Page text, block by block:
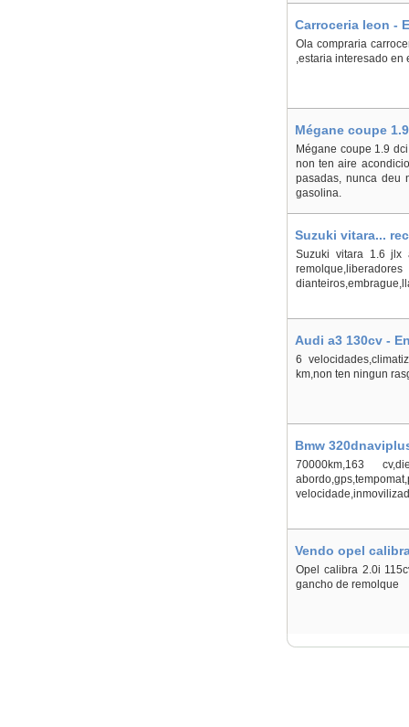
Carroceria leon -
Ola compraria
,estaria interesado en
Mégane coupe
Mégane coupe 1.9
non ten aire
pasadas, nunca deu
gasolina.
Suzuki vitara...
Suzuki vitara 1.6 jlx
Audi a3 130cv -
6
km,non ten ningun
Bmw
70000km,163
Vendo opel
Opel calibra 2.0i
gancho de remolque